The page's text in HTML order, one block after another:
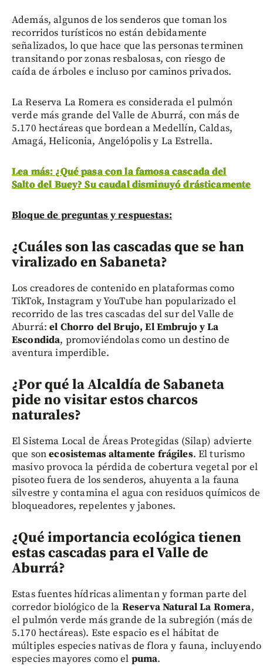
Además, algunos de los senderos que toman los
recorridos turísticos no están debidamente
señalizados, lo que hace que las personas terminen
transitando por zonas resbalosas, con riesgo de
caída de árboles e incluso por caminos privados.
La Reserva La Romera es considerada el pulmón
verde más grande del Valle de Aburrá, con más de
5.170 hectáreas que bordean a Medellín, Caldas,
Amagá, Heliconia, Angelópolis y La Estrella.
Lea más: ¿Qué pasa con la famosa cascada del
Salto del Buey? Su caudal disminuyó drásticamente
Bloque de preguntas y respuestas:
¿Cuáles son las cascadas que se han
viralizado en Sabaneta?
Los creadores de contenido en plataformas como
TikTok, Instagram y YouTube han popularizado el
recorrido de las tres cascadas del sur del Valle de
Aburrá:el Chorro del Brujo, El Embrujo y La
Escondida, promoviéndolas como un destino de
aventura imperdible.
¿Por qué la Alcaldía de Sabaneta
pide no visitar estos charcos
naturales?
El Sistema Local de Áreas Protegidas (Silap) advierte
que sonecosistemas altamente frágiles. El turismo
masivo provoca la pérdida de cobertura vegetal por el
pisoteo fuera de los senderos, ahuyenta a la fauna
silvestre y contamina el agua con residuos químicos de
bloqueadores, repelentes y jabones.
¿Qué importancia ecológica tienen
estas cascadas para el Valle de
Aburrá?
Estas fuentes hídricas alimentan y forman parte del
corredor biológico de la Reserva Natural La Romera,
el pulmón verde más grande de la subregión (más de
5.170 hectáreas). Este espacio es el hábitat de
múltiples especies nativas de flora y fauna, incluyendo
especies mayores como el puma.